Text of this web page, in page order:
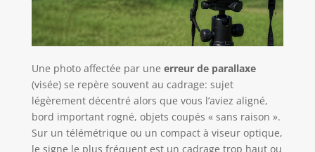
Une photo affectée par une erreur de parallaxe
(visée) se repère souvent au cadrage: sujet
légèrement décentré alors que vous l’aviez aligné,
bord important rogné, objets coupés « sans raison ».
Sur un télémétrique ou un compact à viseur optique,
le signe le plus fréquent est un cadrage trop haut ou